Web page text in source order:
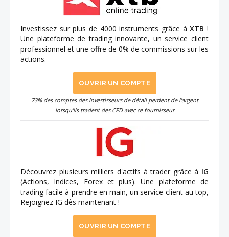
Investissez sur plus de 4000 instruments grâce àXTB !
Une plateforme de trading innovante, un service client
professionnel et une offre de 0% de commissions sur les
actions.
OUVRIR UN COMPTE
73% des comptes des investisseurs de détail perdent de l'argent
lorsqu'ils tradent des CFD avec ce fournisseur
Découvrez plusieurs milliers d'actifs à trader grâce à IG
(Actions, Indices, Forex et plus). Une plateforme de
trading facile à prendre en main, un service client au top,
Rejoignez IG dès maintenant !
OUVRIR UN COMPTE